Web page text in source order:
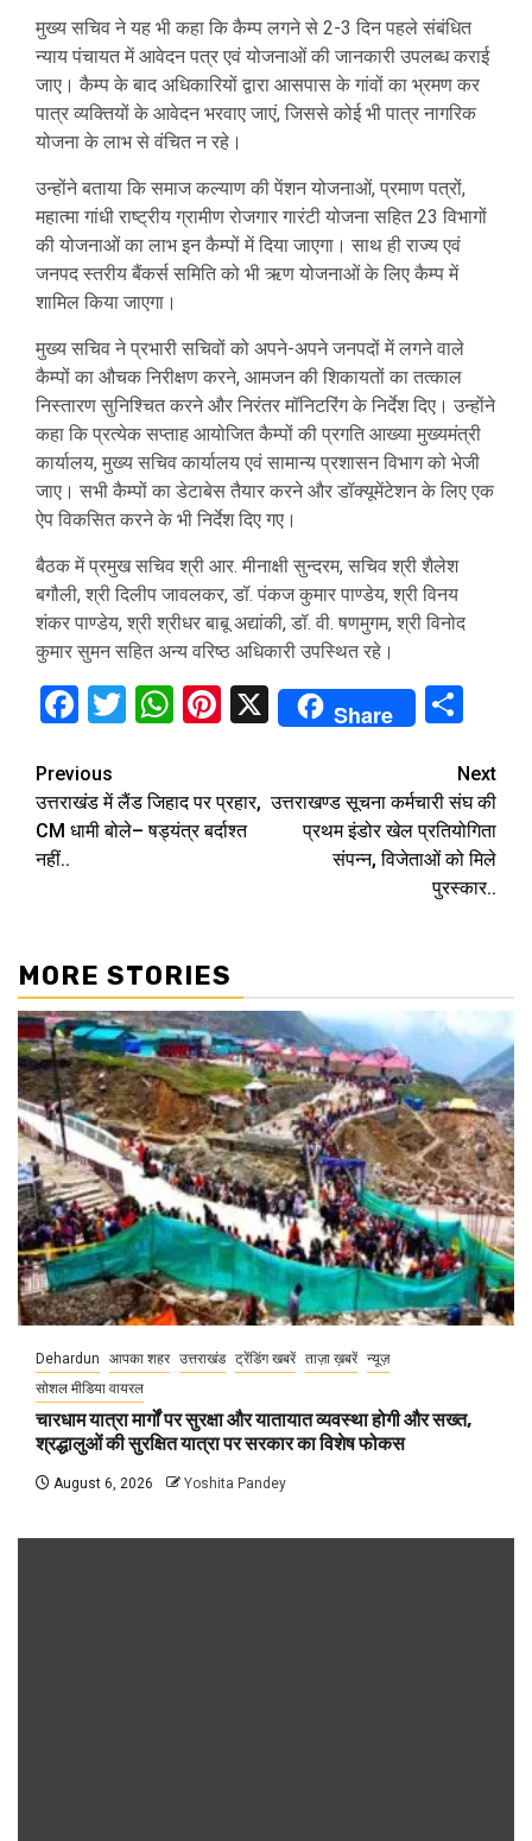
मुख्य सचिव ने यह भी कहा कि कैम्प लगने से 2-3 दिन पहले संबंधित
न्याय पंचायत में आवेदन पत्र एवं योजनाओं की जानकारी उपलब्ध कराई
जाए। कैम्प के बाद अधिकारियों द्वारा आसपास के गांवों का भ्रमण कर
पात्र व्यक्तियों के आवेदन भरवाए जाएं, जिससे कोई भी पात्र नागरिक
योजना के लाभ से वंचित न रहे।
उन्होंने बताया कि समाज कल्याण की पेंशन योजनाओं, प्रमाण पत्रों,
महात्मा गांधी राष्ट्रीय ग्रामीण रोजगार गारंटी योजना सहित 23 विभागों
की योजनाओं का लाभ इन कैम्पों में दिया जाएगा। साथ ही राज्य एवं
जनपद स्तरीय बैंकर्स समिति को भी ऋण योजनाओं के लिए कैम्प में
शामिल किया जाएगा।
मुख्य सचिव ने प्रभारी सचिवों को अपने-अपने जनपदों में लगने वाले
कैम्पों का औचक निरीक्षण करने, आमजन की शिकायतों का तत्काल
निस्तारण सुनिश्चित करने और निरंतर मॉनिटरिंग के निर्देश दिए। उन्होंने
कहा कि प्रत्येक सप्ताह आयोजित कैम्पों की प्रगति आख्या मुख्यमंत्री
कार्यालय, मुख्य सचिव कार्यालय एवं सामान्य प्रशासन विभाग को भेजी
जाए। सभी कैम्पों का डेटाबेस तैयार करने और डॉक्यूमेंटेशन के लिए एक
ऐप विकसित करने के भी निर्देश दिए गए।
बैठक में प्रमुख सचिव श्री आर. मीनाक्षी सुन्दरम, सचिव श्री शैलेश
बगौली, श्री दिलीप जावलकर, डॉ. पंकज कुमार पाण्डेय, श्री विनय
शंकर पाण्डेय, श्री श्रीधर बाबू अद्यांकी, डॉ. वी. षणमुगम, श्री विनोद
कुमार सुमन सहित अन्य वरिष्ठ अधिकारी उपस्थित रहे।
Facebook
Twitter
WhatsApp
Pinterest
X Share
Continue
Reading
Previous
उत्तराखंड में लैंड जिहाद पर प्रहार,
CM धामी बोले– षड्यंत्र बर्दाश्त
नहीं..
Next
उत्तराखण्ड सूचना कर्मचारी संघ की
प्रथम इंडोर खेल प्रतियोगिता
संपन्न, विजेताओं को मिले
पुरस्कार..
MORE STORIES
Dehardun आपका शहर उत्तराखंड ट्रेंडिंग खबरें ताज़ा ख़बरें न्यूज़
सोशल मीडिया वायरल
चारधाम यात्रा मार्गों पर सुरक्षा और यातायात व्यवस्था होगी और सख्त,
श्रद्धालुओं की सुरक्षित यात्रा पर सरकार का विशेष फोकस
August 6, 2026 Yoshita Pandey